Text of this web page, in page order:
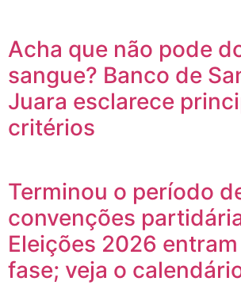
Acha que não pode
sangue? Banco de
Juara esclarece
critérios
Terminou o período
convenções
Eleições 2026
fase; veja o